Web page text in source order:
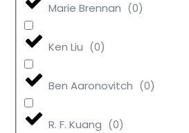
Marie Brennan (0)
Ken Liu (0)
Ben Aaronovitch (0)
R. F. Kuang (0)